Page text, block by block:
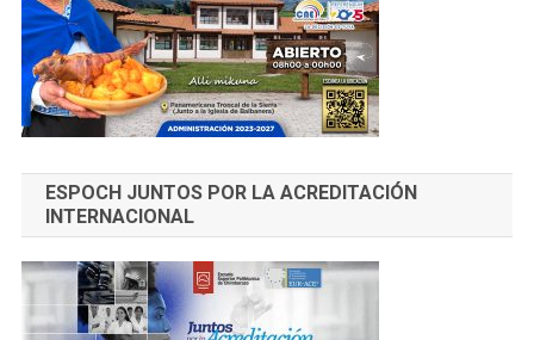
ESPOCH JUNTOS POR LA ACREDITACIÓN
INTERNACIONAL